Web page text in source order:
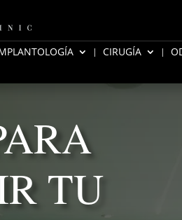
CIRUGÍA
TU